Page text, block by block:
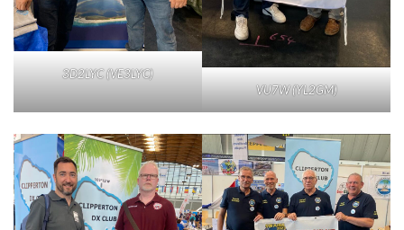
3D2LYC (VE3LYC)
VU7W (YL2GM)